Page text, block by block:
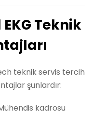
Teknik
teknik servis tercih
şunlardır:
kadrosu